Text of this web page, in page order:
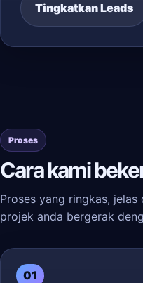
Tingkatkan Leads
Proses
Cara kami
Proses yang ringkas,
projek anda bergerak
01